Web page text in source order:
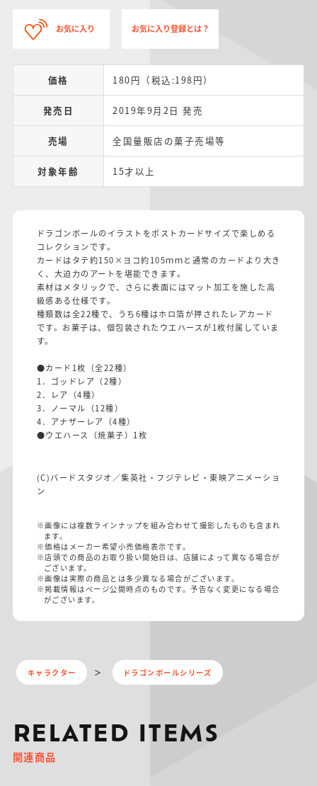
お気に入り お気に入り登録とは？
価格 180円（税込:198円）
発売日 2019年9月2日 発売
売場 全国量販店の菓子売場等
対象年齢 15才以上
ドラゴンボールのイラストをポストカードサイズで楽しめる
コレクションです。
カードはタテ約150×ヨコ約105ｍｍと通常のカードより大き
く、大迫力のアートを堪能できます。
素材はメタリックで、さらに表面にはマット加工を施した高
級感ある仕様です。
種類数は全22種で、うち6種はホロ箔が押されたレアカード
です。お菓子は、個包装されたウエハースが1枚付属していま
す。
●カード1枚（全22種）
1．ゴッドレア（2種）
2．レア（4種）
3．ノーマル（12種）
4．アナザーレア（4種）
●ウエハース（焼菓子）1枚
(C)バードスタジオ／集英社・フジテレビ・東映アニメーショ
ン
※画像には複数ラインナップを組み合わせて撮影したものも含まれ
ます。
※価格はメーカー希望小売価格表示です。
※店頭での商品のお取り扱い開始日は、店舗によって異なる場合が
ございます。
※画像は実際の商品とは多少異なる場合がございます。
※掲載情報はページ公開時点のものです。予告なく変更になる場合
がございます。
キャラクター ドラゴンボールシリーズ
RELATED ITEMS
関連商品